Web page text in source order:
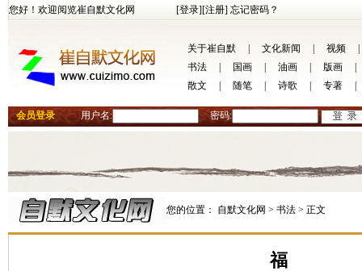
您好！欢迎阅览崔自默文化网 [登录][注册] 忘记密码？
关于崔自默 文化新闻 视频
书法
国画 油画 版画
散文
随笔 诗歌 专著
会员登录 用户名: 密码:
您的位置： 自默文化网 > 书法 > 正文
福